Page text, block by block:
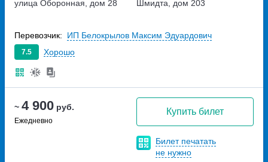
~ 4 900 руб.
Ежедневно
Купить билет
Билет печатать
не нужно
улица Оборонная, дом 28
Шмидта, дом 203
7.5 Хорошо
Перевозчик: ИП Белокрылов Максим Эдуардович